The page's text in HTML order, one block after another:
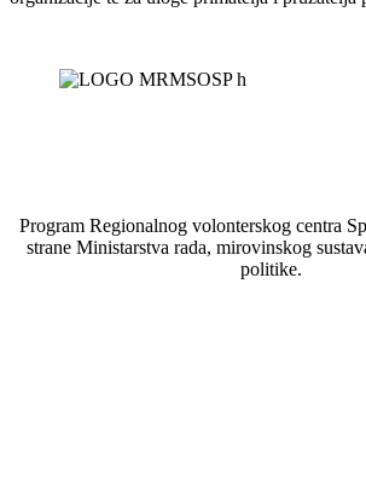
Program Regionalnog volonterskog centra
strane Ministarstva rada, mirovinskog
politike.